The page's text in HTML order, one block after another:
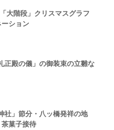
大階段」クリスマスグラフ
ーション
正殿の儀」の御装束の立雛な
社」節分・八ッ橋発祥の地
茶菓子接待